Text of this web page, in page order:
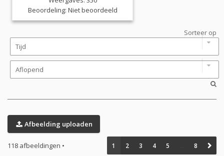
Beoordeling: Niet beoordeeld
Sorteer op
Afbeelding uploaden
118 afbeeldingen • 1 2 3 4 5 8